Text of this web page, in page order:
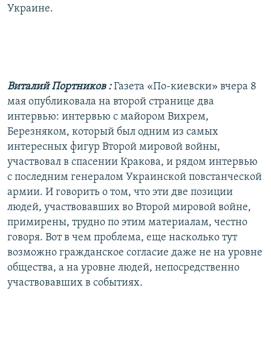
Украине.
Виталий Портников : Газета «По-киевски» вчера 8
мая опубликовала на второй странице два
интервью: интервью с майором Вихрем,
Березняком, который был одним из самых
интересных фигур Второй мировой войны,
участвовал в спасении Кракова, и рядом интервью
с последним генералом Украинской повстанческой
армии. И говорить о том, что эти две позиции
людей, участвовавших во Второй мировой войне,
примирены, трудно по этим материалам, честно
говоря. Вот в чем проблема, еще насколько тут
возможно гражданское согласие даже не на уровне
общества, а на уровне людей, непосредственно
участвовавших в событиях.